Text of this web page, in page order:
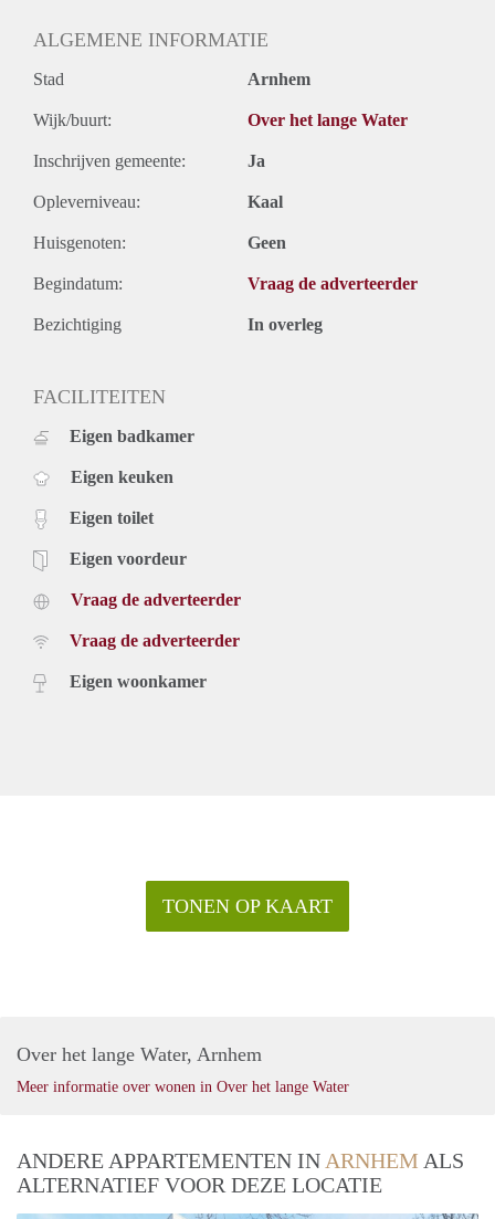
ALGEMENE INFORMATIE
Stad Arnhem
Wijk/buurt: Over het lange Water
Inschrijven gemeente: Ja
Opleverniveau: Kaal
Huisgenoten: Geen
Begindatum: Vraag de adverteerder
Bezichtiging In overleg
FACILITEITEN
Eigen badkamer
Eigen keuken
Eigen toilet
Eigen voordeur
Vraag de adverteerder
Vraag de adverteerder
Eigen woonkamer
TONEN OP KAART
Over het lange Water, Arnhem
Meer informatie over wonen in Over het lange Water
ANDERE APPARTEMENTEN IN ARNHEM ALS
ALTERNATIEF VOOR DEZE LOCATIE